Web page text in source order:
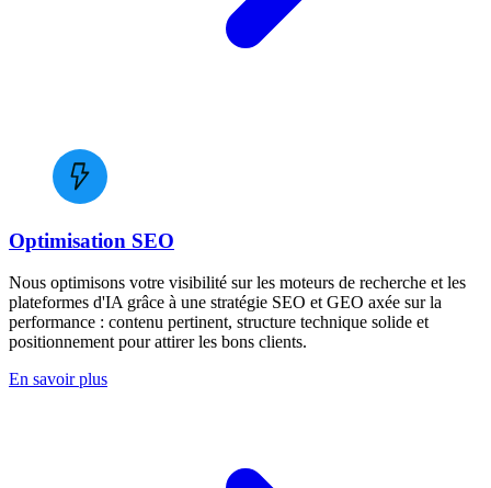
Optimisation SEO
Nous optimisons votre visibilité sur les moteurs de recherche et les
plateformes d'IA grâce à une stratégie SEO et GEO axée sur la
performance : contenu pertinent, structure technique solide et
positionnement pour attirer les bons clients.
En savoir plus